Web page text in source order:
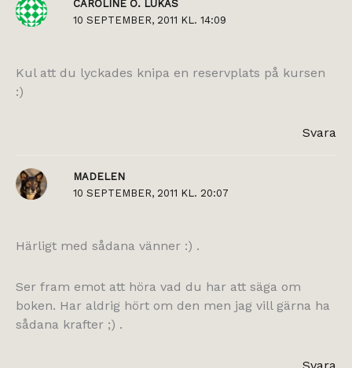
CAROLINE O. LUKAS
10 SEPTEMBER, 2011 KL. 14:09
Kul att du lyckades knipa en reservplats på kursen
:)
Svara
MADELEN
10 SEPTEMBER, 2011 KL. 20:07
Härligt med sådana vänner :) .
Ser fram emot att höra vad du har att säga om
boken. Har aldrig hört om den men jag vill gärna ha
sådana krafter ;) .